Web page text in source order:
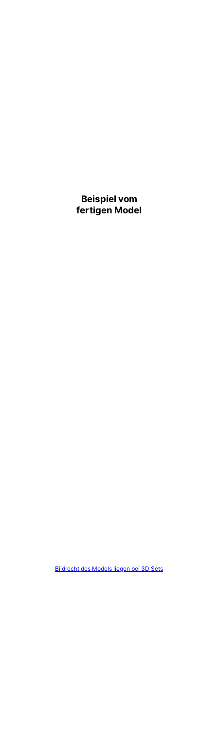
Beispiel vom
fertigen Model
Bildrecht des Models liegen bei 3D Sets